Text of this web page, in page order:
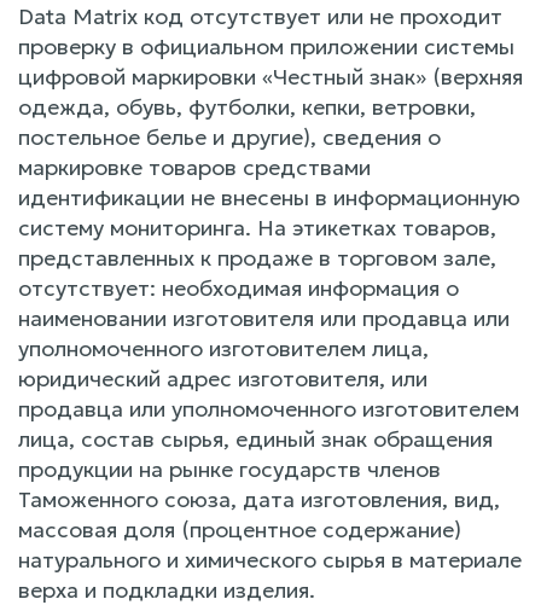
Data Matrix код отсутствует или не проходит
проверку в официальном приложении системы
цифровой маркировки «Честный знак» (верхняя
одежда, обувь, футболки, кепки, ветровки,
постельное белье и другие), сведения о
маркировке товаров средствами
идентификации не внесены в информационную
систему мониторинга. На этикетках товаров,
представленных к продаже в торговом зале,
отсутствует: необходимая информация о
наименовании изготовителя или продавца или
уполномоченного изготовителем лица,
юридический адрес изготовителя, или
продавца или уполномоченного изготовителем
лица, состав сырья, единый знак обращения
продукции на рынке государств членов
Таможенного союза, дата изготовления, вид,
массовая доля (процентное содержание)
натурального и химического сырья в материале
верха и подкладки изделия.